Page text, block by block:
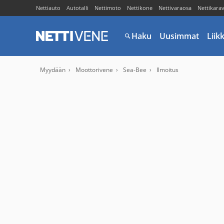
Nettiauto Autotalli Nettimoto Nettikone Nettivaraosa
Haku Uusimmat
Myydään Moottorivene Sea-Bee Ilmoitus